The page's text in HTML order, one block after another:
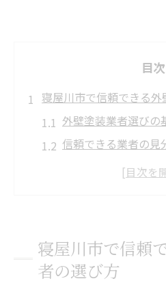
目次
寝屋川市で信頼できる
外壁塗装業者選びの
信頼できる業者の見
寝屋川市の業者特徴
外壁塗装業者選びで失
外壁塗装で注目すべ
寝屋川市で信頼
者の選び方